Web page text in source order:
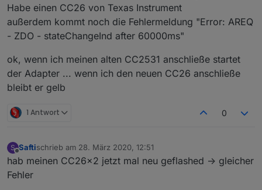
Habe einen CC26 von Texas Instrument
außerdem kommt noch die Fehlermeldung "Error: AREQ
- ZDO - stateChangeInd after 60000ms"
ok, wenn ich meinen alten CC2531 anschließe startet
der Adapter ... wenn ich den neuen CC26 anschließe
bleibt er gelb
1 Antwort 0
S
Offline
Saftischrieb am 28. März 2020, 12:51
zuletzt editiert von
hab meinen CC26x2 jetzt mal neu geflashed -> gleicher
Fehler